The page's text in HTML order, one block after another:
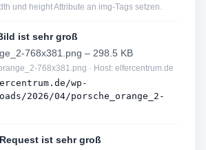
und height Attribute an img-Tags setzen.
ist sehr groß
768x381.png – 298.5 KB
768x381.png · Host: elfercentrum.de
wp-
2026/04/porsche_orange_2-
ist sehr groß